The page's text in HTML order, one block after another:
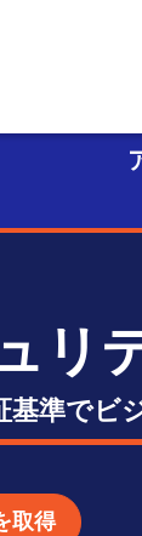
リ
基準でビ
取得